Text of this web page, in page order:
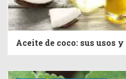
Aceite de coco: sus usos